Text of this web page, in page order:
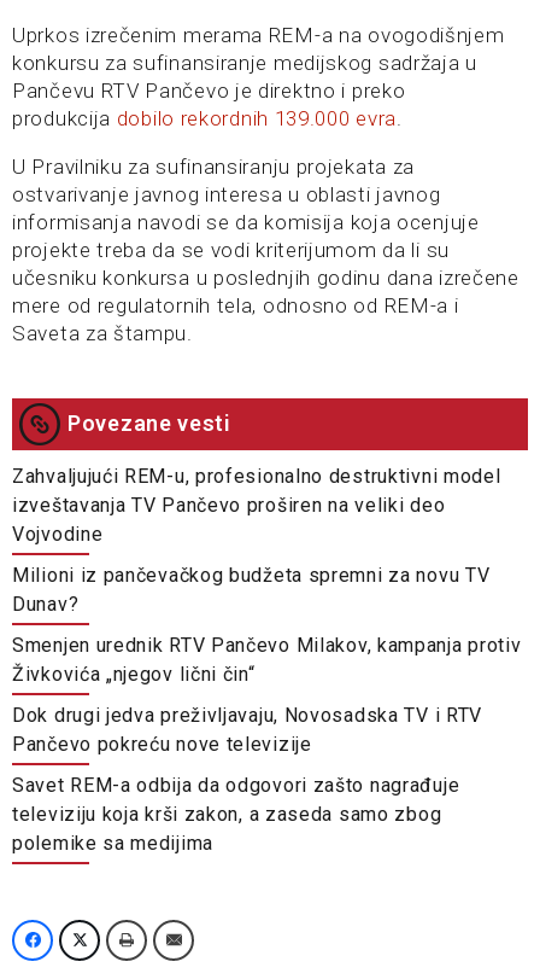
Uprkos izrečenim merama REM-a na ovogodišnjem
konkursu za sufinansiranje medijskog sadržaja u
Pančevu RTV Pančevo je direktno i preko
produkcija dobilo rekordnih 139.000 evra.
U Pravilniku za sufinansiranju projekata za
ostvarivanje javnog interesa u oblasti javnog
informisanja navodi se da komisija koja ocenjuje
projekte treba da se vodi kriterijumom da li su
učesniku konkursa u poslednjih godinu dana izrečene
mere od regulatornih tela, odnosno od REM-a i
Saveta za štampu.
Povezane vesti
Zahvaljujući REM-u, profesionalno destruktivni model
izveštavanja TV Pančevo proširen na veliki deo
Vojvodine
Milioni iz pančevačkog budžeta spremni za novu TV
Dunav?
Smenjen urednik RTV Pančevo Milakov, kampanja protiv
Živkovića „njegov lični čin“
Dok drugi jedva preživljavaju, Novosadska TV i RTV
Pančevo pokreću nove televizije
Savet REM-a odbija da odgovori zašto nagrađuje
televiziju koja krši zakon, a zaseda samo zbog
polemike sa medijima